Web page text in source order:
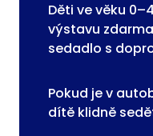
Děti ve věku
výstavu
sedadlo s
Pokud je v
dítě klidně